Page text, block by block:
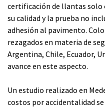
certificación de llantas
su calidad y la prueba no
adhesión al pavimento.
rezagados en materia de
Argentina, Chile, Ecuador,
avance en este aspecto.
Un estudio realizado en
costos por accidentalidad